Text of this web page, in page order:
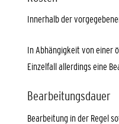
Innerhalb der
In Abhängigkeit von einer
Einzelfall allerdings eine
Bearbeitungsdauer
Bearbeitung in der Regel